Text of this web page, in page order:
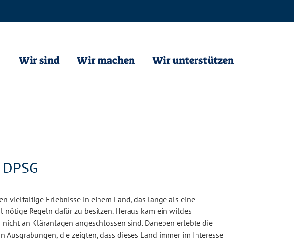
Wir sind Wir machen Wir unterstützen
vielfältige Erlebnisse in einem Land, das lange als eine
Regeln dafür zu besitzen. Heraus kam ein wildes
an Kläranlagen angeschlossen sind. Daneben erlebte die
die zeigten, dass dieses Land immer im Interesse